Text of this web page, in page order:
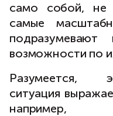
само собой, не
самые
возможности по
Разумеется,
ситуация
например,